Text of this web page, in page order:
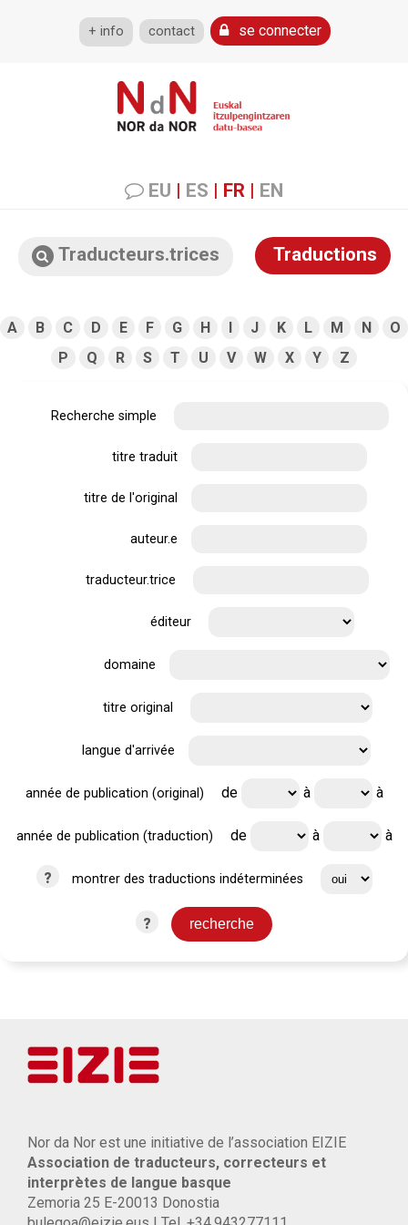
+ info contact se connecter
EU | ES | FR | EN
Traducteurs.trices Traductions
A B C D E F G H I J K L M N
O
P
Q R S T U V W X Y Z
Recherche simple
titre traduit
titre de l'original
auteur.e
traducteur.trice
éditeur
domaine
titre original
langue d'arrivée
année de publication (original) de à à
année de publication (traduction) de à à
? montrer des traductions indéterminées
?
Nor da Nor est une initiative de l’association EIZIE
Association de traducteurs, correcteurs et
interprètes de langue basque
Zemoria 25 E-20013 Donostia